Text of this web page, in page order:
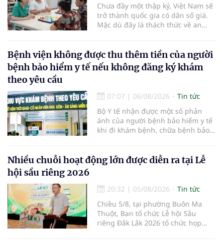
Chưa đầy một thập kỷ, Việt Nam sẽ
trở thành quốc gia có dân số già.
Mặc dù đây là thách thức về an
có giá trị hàng tỷ USD.
Bệnh viện không được thu thêm tiền của người
bệnh bảo hiểm y tế nếu không đăng ký khám
theo yêu cầu
07:07 | 06/08/2026
Tin tức
Bộ Y tế nhận được một số phản
ánh của người bệnh bảo hiểm y tế
khi đi khám bệnh, chữa bệnh bảo
bệnh, chữa bệnh theo yêu cầu
nhưng vẫn phải nộp thêm các chi
phần cùng chi trả.
Nhiều chuỗi hoạt động lớn được diễn ra tại Lễ
hội sầu riêng 2026
20:32 | 05/08/2026
Tin tức
Chiều 5/8, tại phường Buôn Ma
Thuột, Ban tổ chức Lễ hội Sầu
riêng Đắk Lắk 2026 tổ chức họp